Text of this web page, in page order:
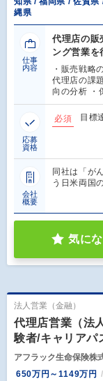
縄県
仕事
内容
代理店の販
ング営業を
・販売戦略
代理店の課
向の分析 ・
応募
資格
必須 目標
会社
概要
同社は「が
う日米両国
気に
法人営業（金融）
代理店営業（法
験者/キャリアパ
アフラック生命保険株
650万円～1149万円